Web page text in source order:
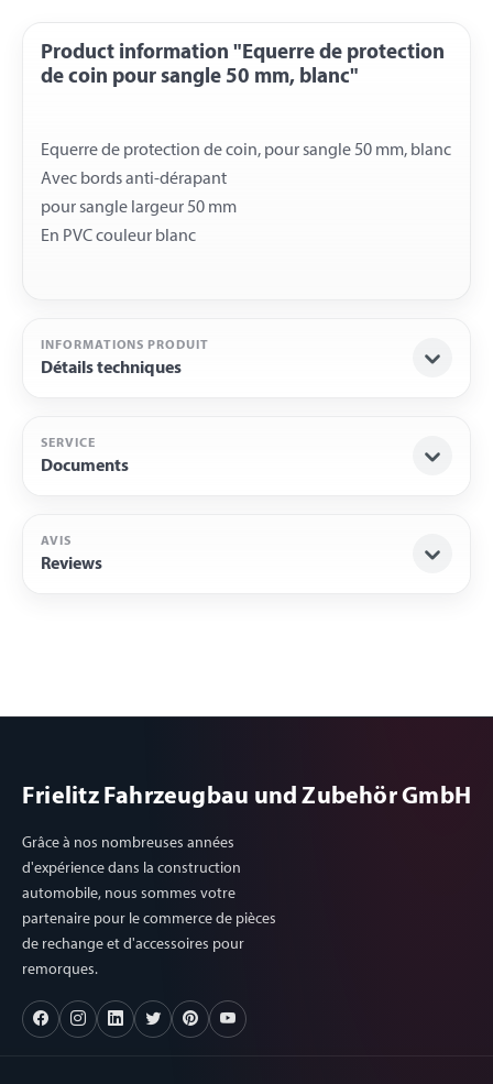
Product information "Equerre de protection
de coin pour sangle 50 mm, blanc"
Equerre de protection de coin, pour sangle 50 mm, blanc
Avec bords anti-dérapant
pour sangle largeur 50 mm
INFORMATIONS PRODUIT
Détails techniques
SERVICE
Documents
AVIS
Reviews
Frielitz Fahrzeugbau und Zubehör GmbH
Grâce à nos nombreuses années
d'expérience dans la construction
automobile, nous sommes votre
partenaire pour le commerce de pièces
de rechange et d'accessoires pour
remorques.